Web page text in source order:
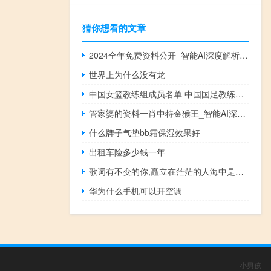
猜你想看的文章
2024全年免费资料公开_智能AI深度解析_百度移动统计版.213.1.792
世界上为什么没有龙
中国女篮教练组成员名单 中国国足教练组成员
管家婆的资料一肖中特金猴王_智能AI深度解析_文心一言5G.213.1.126
什么牌子气垫bb霜保湿效果好
出租车险多少钱一年
歌词有不变的你,矗立在茫茫的人海中是什么歌 人海啊茫茫啊是什么歌
华为什么手机可以开空调
小男孩